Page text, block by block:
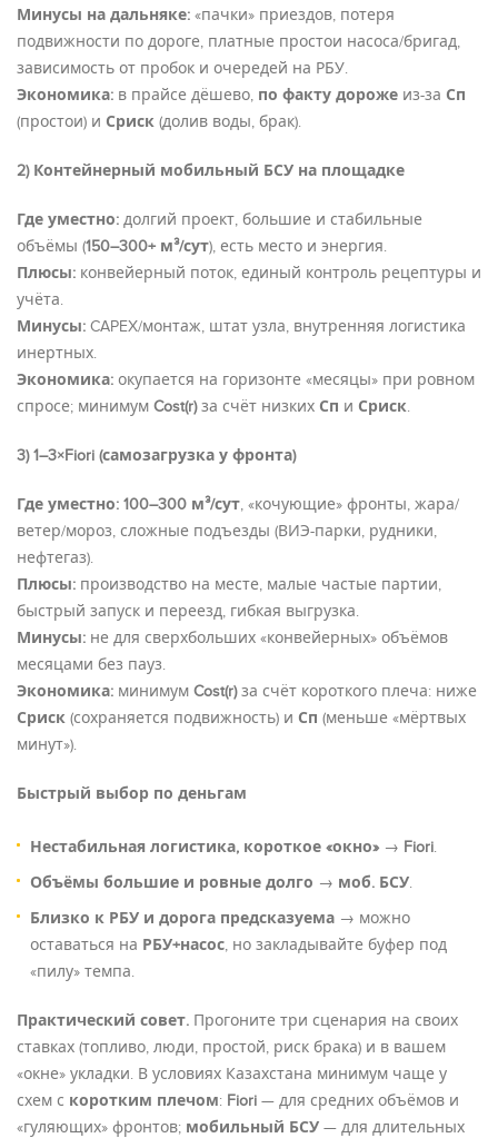
Минусы на дальняке: «пачки» приездов, потеря
подвижности по дороге, платные простои насоса/бригад,
зависимость от пробок и очередей на РБУ.
Экономика: в прайсе дёшево, по факту дороже из-за Сп
(простои) и Сриск (долив воды, брак).
2) Контейнерный мобильный БСУ на площадке
Где уместно: долгий проект, большие и стабильные
объёмы (150–300+ м³/сут), есть место и энергия.
Плюсы: конвейерный поток, единый контроль рецептуры и
учёта.
Минусы: CAPEX/монтаж, штат узла, внутренняя логистика
инертных.
Экономика: окупается на горизонте «месяцы» при ровном
спросе; минимум Cost(r)за счёт низких Сп и Сриск.
3) 1–3×Fiori (самозагрузка у фронта)
Где уместно: 100–300 м³/сут, «кочующие» фронты, жара/
ветер/мороз, сложные подъезды (ВИЭ-парки, рудники,
нефтегаз).
Плюсы: производство на месте, малые частые партии,
быстрый запуск и переезд, гибкая выгрузка.
Минусы: не для сверхбольших «конвейерных» объёмов
месяцами без пауз.
Экономика: минимум Cost(r)за счёт короткого плеча: ниже
Сриск (сохраняется подвижность) и Сп (меньше «мёртвых
минут»).
Быстрый выбор по деньгам
Нестабильная логистика, короткое «окно» → Fiori.
Объёмы большие и ровные долго → моб. БСУ.
Близко к РБУ и дорога предсказуема → можно
оставаться на РБУ+насос, но закладывайте буфер под
«пилу» темпа.
Практический совет. Прогоните три сценария на своих
ставках (топливо, люди, простой, риск брака) и в вашем
«окне» укладки. В условиях Казахстана минимум чаще у
схем с коротким плечом: Fiori — для средних объёмов и
«гуляющих» фронтов; мобильный БСУ — для длительных